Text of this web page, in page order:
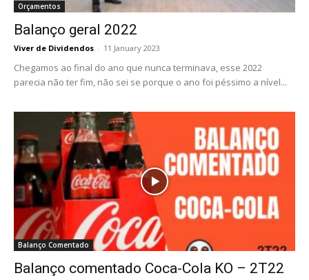
Orçamentos
Balanço geral 2022
Viver de Dividendos - 11 January 2023
Chegamos ao final do ano que nunca terminava, esse 2022
parecia não ter fim, não sei se porque o ano foi péssimo a nível...
Balanço Comentado
Balanço comentado Coca-Cola KO – 2T22